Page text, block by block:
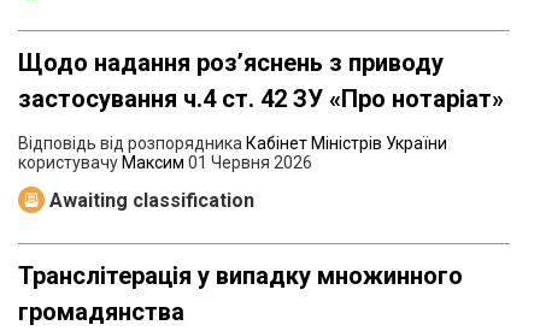
Щодо надання розʼяснень з приводу
застосування ч.4 ст. 42 ЗУ «Про нотаріат»
Відповідь від розпорядника Кабінет Міністрів України
користувачу Максим 01 Червня 2026
Awaiting classification
Транслітерація у випадку множинного
громадянства